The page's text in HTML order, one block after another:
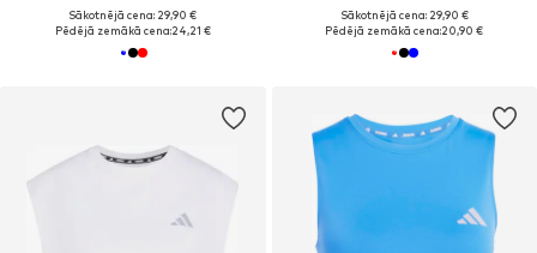
Sākotnējā cena: 29,90 €
Pēdējā zemākā cena:24,21 €
Sākotnējā cena: 29,90 €
Pēdējā zemākā cena:20,90 €